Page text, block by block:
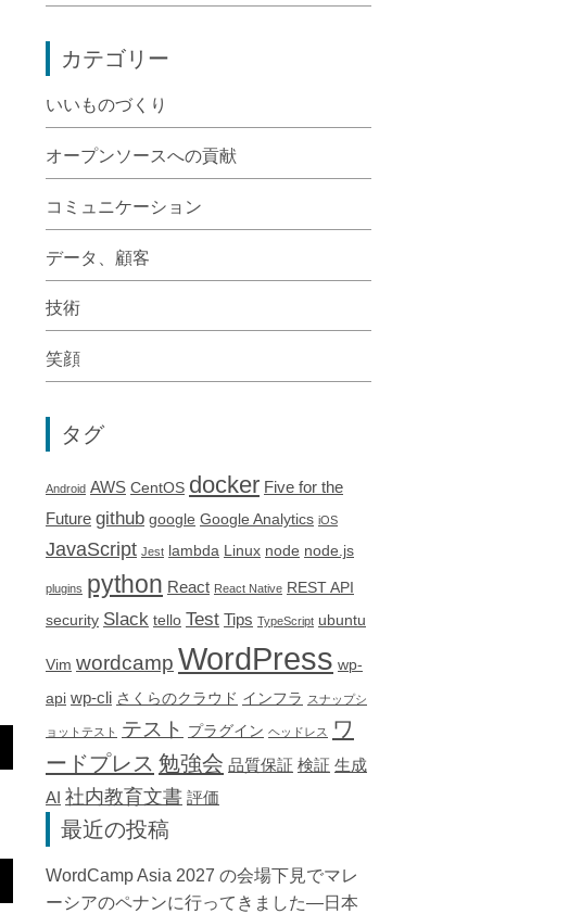
カテゴリー
いいものづくり
オープンソースへの貢献
コミュニケーション
データ、顧客
技術
笑顔
タグ
Android AWS CentOS docker Five for the
Future github google Google Analytics iOS
JavaScript Jest lambda Linux node node.js
plugins python React React Native REST API
security Slack tello Test Tips TypeScript ubuntu
Vim wordcamp WordPress wp-
api wp-cli さくらのクラウド インフラ スナップシ
ョットテスト テスト プラグイン ヘッドレス
ワ
ードプレス 勉強会 品質保証 検証 生成
AI 社内教育文書 評価
最近の投稿
WordCamp Asia 2027 の会場下見でマレ
ーシアのペナンに行ってきました―日本